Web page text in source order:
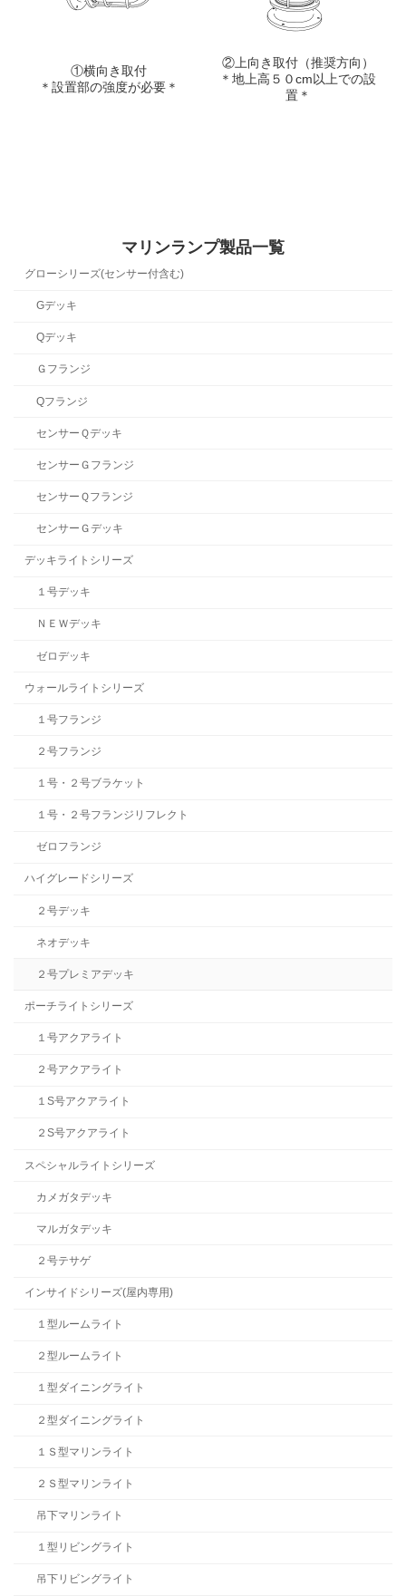
①横向き取付
＊設置部の強度が必要＊
②上向き取付（推奨方向）
＊地上高５０cm以上での設
置＊
マリンランプ製品一覧
グローシリーズ(センサー付含む)
Gデッキ
Qデッキ
Ｇフランジ
Qフランジ
センサーＱデッキ
センサーＧフランジ
センサーＱフランジ
センサーＧデッキ
デッキライトシリーズ
１号デッキ
ＮＥＷデッキ
ゼロデッキ
ウォールライトシリーズ
１号フランジ
２号フランジ
１号・２号ブラケット
１号・２号フランジリフレクト
ゼロフランジ
ハイグレードシリーズ
２号デッキ
ネオデッキ
２号プレミアデッキ
ポーチライトシリーズ
１号アクアライト
２号アクアライト
１S号アクアライト
２S号アクアライト
スペシャルライトシリーズ
カメガタデッキ
マルガタデッキ
２号テサゲ
インサイドシリーズ(屋内専用)
１型ルームライト
２型ルームライト
１型ダイニングライト
２型ダイニングライト
１Ｓ型マリンライト
２Ｓ型マリンライト
吊下マリンライト
１型リビングライト
吊下リビングライト